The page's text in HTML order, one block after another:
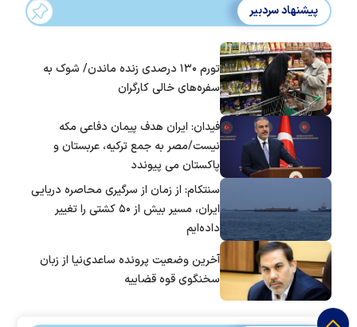
پیشنهاد سردبیر
تورم ۱۳۰ درصدی زنده ماندن/ شوک به
سفره‌های خالی کارگران
فیدان: ایران هدف پیمان دفاعی مکه
نیست/مصر به جمع ترکیه، عربستان و
پاکستان می پیوندد
سنتکام: از زمان از سرگیری محاصره دریایی
ایران، مسیر بیش از ۵۰ کشتی را تغییر
داده‌ایم
آخرین وضعیت پرونده ساعدی‌نیا از زبان
سخنگوی قوه قضاییه